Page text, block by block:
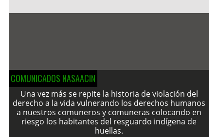
COMUNICADOS NASAACIN
Una vez más se repite la historia de violación del
derecho a la vida vulnerando los derechos humanos
a nuestros comuneros y comuneras colocando en
riesgo los habitantes del resguardo indígena de
huellas.